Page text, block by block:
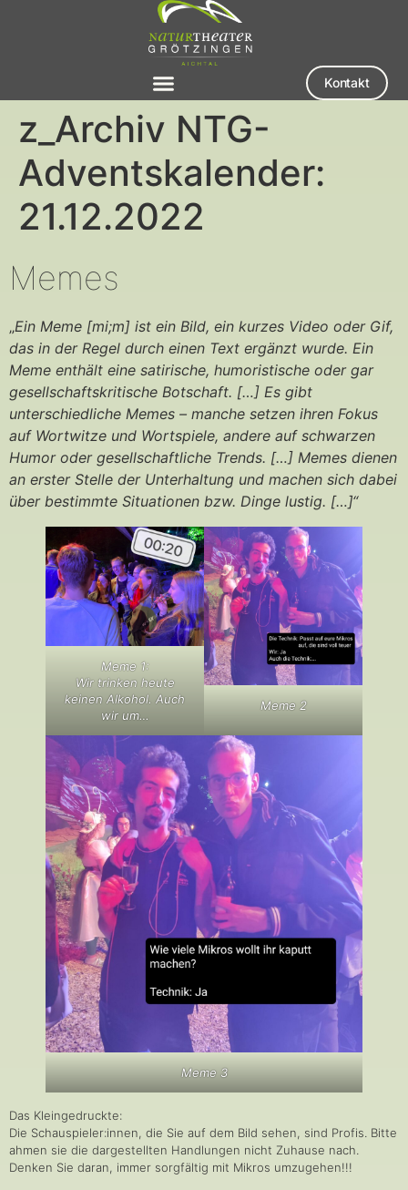
Kontakt
z_Archiv NTG-
Adventskalender:
21.12.2022
Memes
„Ein Meme [mi;m] ist ein Bild, ein kurzes Video oder Gif,
das in der Regel durch einen Text ergänzt wurde. Ein
Meme enthält eine satirische, humoristische oder gar
gesellschaftskritische Botschaft. […] Es gibt
unterschiedliche Memes – manche setzen ihren Fokus
auf Wortwitze und Wortspiele, andere auf schwarzen
Humor oder gesellschaftliche Trends. […] Memes dienen
an erster Stelle der Unterhaltung und machen sich dabei
über bestimmte Situationen bzw. Dinge lustig. […]“
Meme 1:
Wir trinken heute
keinen Alkohol. Auch
wir um…
Meme 2
Meme 3
Das Kleingedruckte:
Die Schauspieler:innen, die Sie auf dem Bild sehen, sind Profis. Bitte
ahmen sie die dargestellten Handlungen nicht Zuhause nach.
Denken Sie daran, immer sorgfältig mit Mikros umzugehen!!!